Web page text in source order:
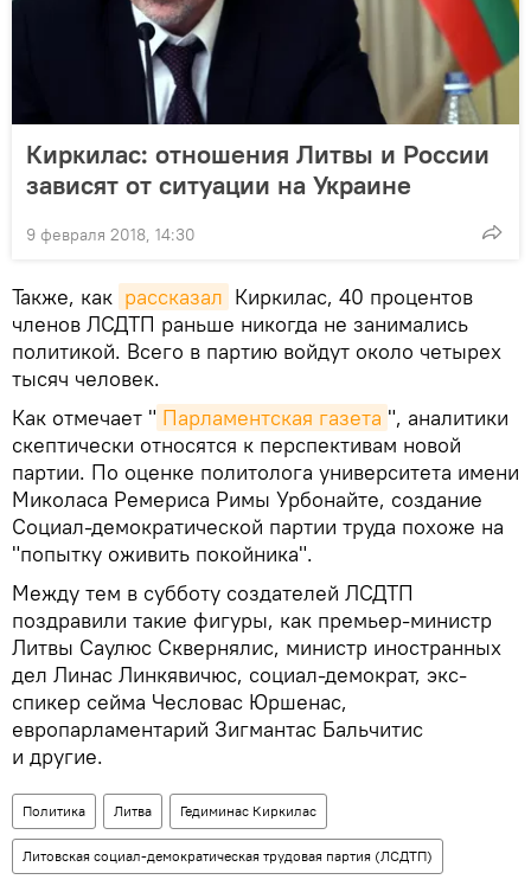
Киркилас: отношения Литвы и России
зависят от ситуации на Украине
9 февраля 2018, 14:30
Также, как рассказал Киркилас, 40 процентов
членов ЛСДТП раньше никогда не занимались
политикой. Всего в партию войдут около четырех
тысяч человек.
Как отмечает " Парламентская газета ", аналитики
скептически относятся к перспективам новой
партии. По оценке политолога университета имени
Миколаса Ремериса Римы Урбонайте, создание
Социал-демократической партии труда похоже на
"попытку оживить покойника".
Между тем в субботу создателей ЛСДТП
поздравили такие фигуры, как премьер-министр
Литвы Саулюс Сквернялис, министр иностранных
дел Линас Линкявичюс, социал-демократ, экс-
спикер сейма Чесловас Юршенас,
европарламентарий Зигмантас Бальчитис
и другие.
Политика Литва Гедиминас Киркилас
Литовская социал-демократическая трудовая партия (ЛСДТП)